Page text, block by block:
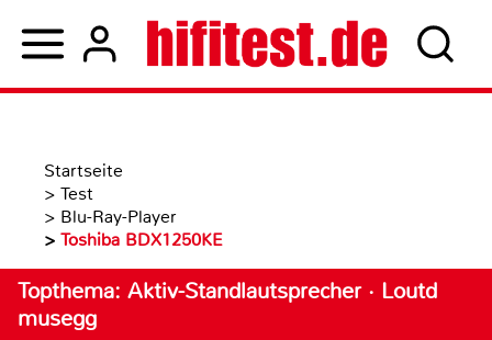
Startseite
> Test
> Blu-Ray-Player
> Toshiba BDX1250KE
Topthema: Aktiv-Standlautsprecher · Loutd
musegg